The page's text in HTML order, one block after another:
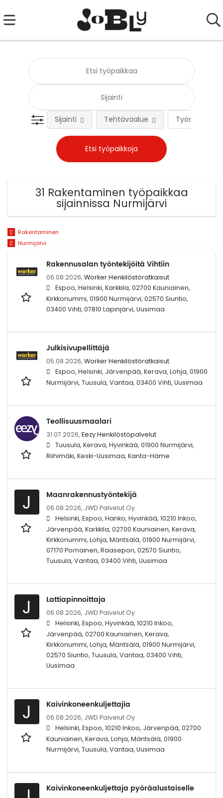
Työsuhteen
Sijainti Tehtäväalue
31 Rakentaminen työpaikkaa
sijainnissa Nurmijärvi
Rakentaminen
Nurmijärvi
Rakennusalan työntekijöitä Vihtiin
06.08.2026, Worker Henkilöstöratkaisut
Espoo, Helsinki, Karkkila, 02700 Kauniainen,
Kirkkonummi, 01900 Nurmijärvi, 02570 Siuntio,
03400 Vihti, 07810 Lapinjärvi, Uusimaa
Julkisivupellittäjä
05.08.2026, Worker Henkilöstöratkaisut
Espoo, Helsinki, Järvenpää, Kerava, Lohja, 01900
Nurmijärvi, Tuusula, Vantaa, 03400 Vihti, Uusimaa
Teollisuusmaalari
31.07.2026, Eezy Henkilöstöpalvelut
Tuusula, Kerava, Hyvinkää, 01900 Nurmijärvi,
Riihimäki, Keski-Uusimaa, Kanta-Häme
J Maanrakennustyöntekijä
06.08.2026, JWD Palvelut Oy
Helsinki, Espoo, Hanko, Hyvinkää, 10210 Inkoo,
Järvenpää, Karkkila, 02700 Kauniainen, Kerava,
Kirkkonummi, Lohja, Mäntsälä, 01900 Nurmijärvi,
07170 Pornainen, Raasepori, 02570 Siuntio,
Tuusula, Vantaa, 03400 Vihti, Uusimaa
J Lattiapinnoittaja
06.08.2026, JWD Palvelut Oy
Helsinki, Espoo, Hyvinkää, 10210 Inkoo,
Järvenpää, 02700 Kauniainen, Kerava,
Kirkkonummi, Lohja, Mäntsälä, 01900 Nurmijärvi,
02570 Siuntio, Tuusula, Vantaa, 03400 Vihti,
Uusimaa
J Kaivinkoneenkuljettajia
06.08.2026, JWD Palvelut Oy
Helsinki, Espoo, 10210 Inkoo, Järvenpää, 02700
Kauniainen, Kerava, Lohja, Mäntsälä, 01900
Nurmijärvi, Tuusula, Vantaa, Uusimaa
Kaivinkoneenkuljettaja pyöräalustaiselle